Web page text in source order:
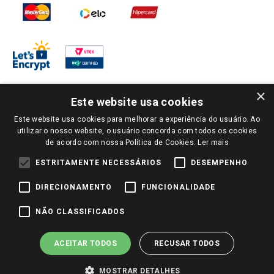
PARA VER OS PREÇOS DA SUA REGIÃO, FAÇA LOGIN E SELECIONE A LOJA DE
SUA PREFERÊNCIA. SOMENTE APÓS O LOGIN, OS PREÇOS DA SUA REGIÃO OU
LOJA SERÃO CARREGADOS.
TODOS OS PREÇOS E CONDIÇÕES COMERCIAIS DESTE SITE SÃO VÁLIDOS APENAS
PARA COMPRAS REALIZADAS NO GIASSI.COM.BR E NA LOJA SELECIONADA
PREÇOS PARA AS VENDAS ONLINE DIVULGADOS NO SITE PREVALECEM ANTE
COMUNICAÇÃO E SITES DE BUSCAS.
2022 COPYRIGHT - GIASSI SUPERMERCADOS. TODOS OS DIREITOS RESERVADOS.
×
Este website usa cookies
Este website usa cookies para melhorar a experiência do usuário. Ao
utilizar o nosso website, o usuário concorda com todos os cookies
de acordo com nossa Política de Cookies. Ler mais
ESTRITAMENTE NECESSÁRIOS DESEMPENHO
DIRECIONAMENTO FUNCIONALIDADE
NÃO CLASSIFICADOS
ACEITAR TODOS RECUSAR TODOS
MOSTRAR DETALHES